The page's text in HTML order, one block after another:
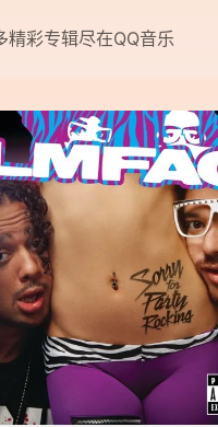
精彩专辑尽在QQ音乐